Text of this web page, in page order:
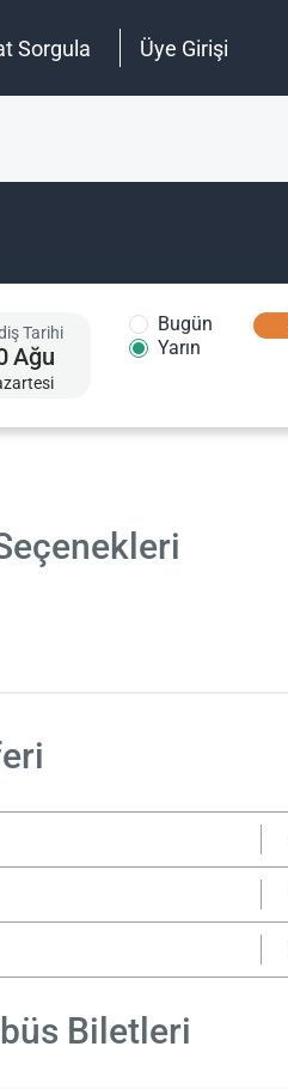
Sorgula Üye Girişi
Tarihi
Ağu
Bugün
Yarın
Biletleri